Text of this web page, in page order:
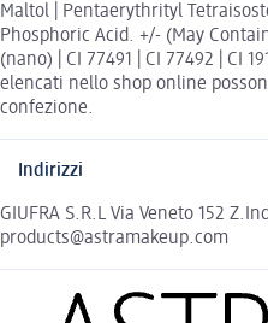
Maltol | Pentaerythrityl
Phosphoric Acid. +/- (May
(nano) | CI 77491 | CI 77492 | CI
elencati nello shop online
confezione.
Indirizzi
GIUFRA S.R.L Via Veneto 152
products@astramakeup.com